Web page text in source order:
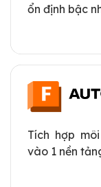
ổn định bậc
Tích hợp
vào 1 nền